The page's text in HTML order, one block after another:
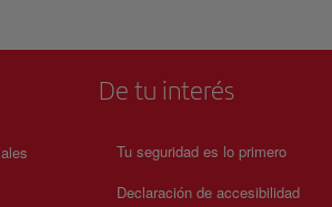
De tu interés
Tu seguridad es lo primero
Declaración de accesibilidad